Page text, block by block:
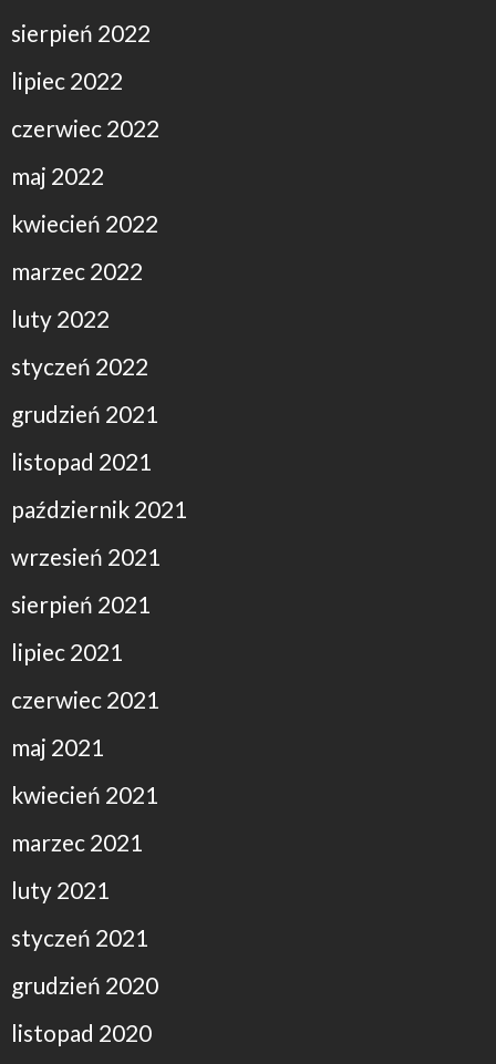
sierpień 2022
lipiec 2022
czerwiec 2022
maj 2022
kwiecień 2022
marzec 2022
luty 2022
styczeń 2022
grudzień 2021
listopad 2021
październik 2021
wrzesień 2021
sierpień 2021
lipiec 2021
czerwiec 2021
maj 2021
kwiecień 2021
marzec 2021
luty 2021
styczeń 2021
grudzień 2020
listopad 2020